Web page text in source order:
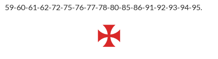
59-60-61-62-72-75-76-77-78-80-85-86-91-92-93-94-95.